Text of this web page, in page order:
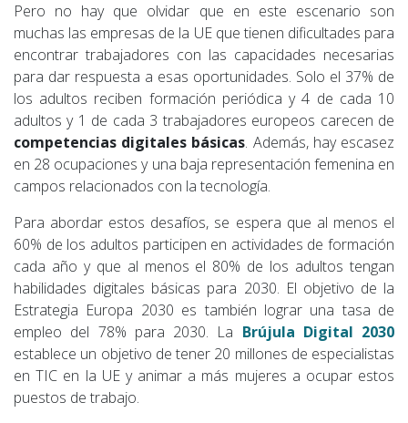
Pero no hay que olvidar que en este escenario son
muchas las empresas de la UE que tienen dificultades para
encontrar trabajadores con las capacidades necesarias
para dar respuesta a esas oportunidades. Solo el 37% de
los adultos reciben formación periódica y 4 de cada 10
adultos y 1 de cada 3 trabajadores europeos carecen de
competencias digitales básicas. Además, hay escasez
en 28 ocupaciones y una baja representación femenina en
campos relacionados con la tecnología.
Para abordar estos desafíos, se espera que al menos el
60% de los adultos participen en actividades de formación
cada año y que al menos el 80% de los adultos tengan
habilidades digitales básicas para 2030. El objetivo de la
Estrategia Europa 2030 es también lograr una tasa de
empleo del 78% para 2030. La Brújula Digital 2030
establece un objetivo de tener 20 millones de especialistas
en TIC en la UE y animar a más mujeres a ocupar estos
puestos de trabajo.